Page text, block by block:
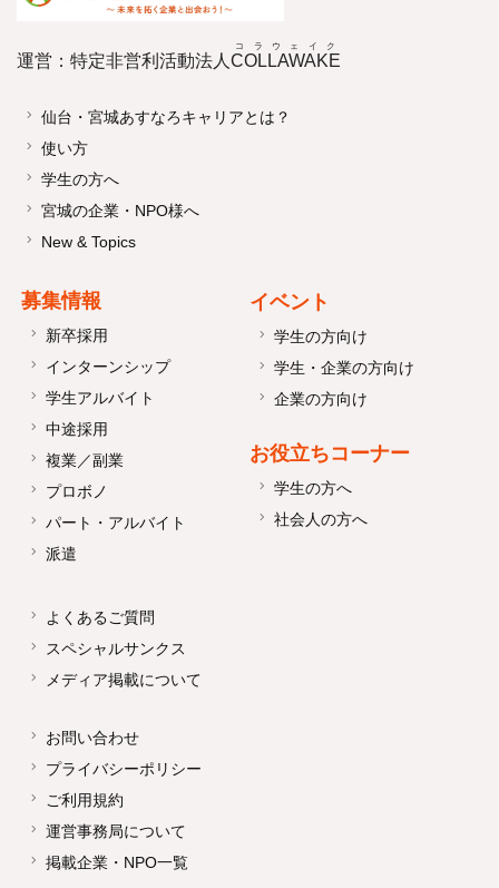
運営：特定非営利活動法人COLLAWAKE
コラウェイク
仙台・宮城あすなろキャリアとは？
使い方
学生の方へ
宮城の企業・NPO様へ
New & Topics
募集情報
新卒採用
インターンシップ
学生アルバイト
中途採用
複業／副業
プロボノ
パート・アルバイト
派遣
イベント
学生の方向け
学生・企業の方向け
企業の方向け
お役立ちコーナー
学生の方へ
社会人の方へ
よくあるご質問
スペシャルサンクス
メディア掲載について
お問い合わせ
プライバシーポリシー
ご利用規約
運営事務局について
掲載企業・NPO一覧